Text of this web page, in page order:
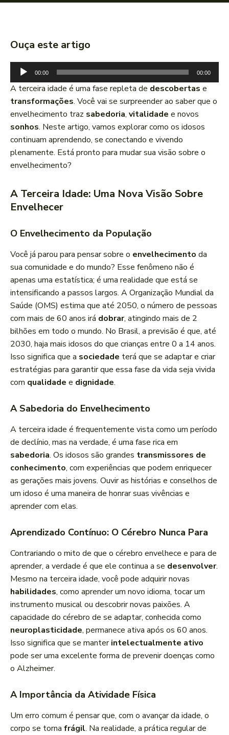
Ouça este artigo
o
c
a
d
o
r
d
e
u
d
o
00:00 00:00
A terceira idade é uma fase repleta de descobertas e
transformações. Você vai se surpreender ao saber que o
envelhecimento traz sabedoria, vitalidade e novos
sonhos. Neste artigo, vamos explorar como os idosos
continuam aprendendo, se conectando e vivendo
plenamente. Está pronto para mudar sua visão sobre o
envelhecimento?
A Terceira Idade: Uma Nova Visão Sobre
Envelhecer
O Envelhecimento da População
Você já parou para pensar sobre o envelhecimento da
sua comunidade e do mundo? Esse fenômeno não é
apenas uma estatística; é uma realidade que está se
intensificando a passos largos. A Organização Mundial da
Saúde (OMS) estima que até 2050, o número de pessoas
com mais de 60 anos irá dobrar, atingindo mais de 2
bilhões em todo o mundo. No Brasil, a previsão é que, até
2030, haja mais idosos do que crianças entre 0 a 14 anos.
Isso significa que a sociedade terá que se adaptar e criar
estratégias para garantir que essa fase da vida seja vivida
com qualidade e dignidade.
A Sabedoria do Envelhecimento
A terceira idade é frequentemente vista como um período
de declínio, mas na verdade, é uma fase rica em
sabedoria. Os idosos são grandes transmissores de
conhecimento, com experiências que podem enriquecer
as gerações mais jovens. Ouvir as histórias e conselhos de
um idoso é uma maneira de honrar suas vivências e
aprender com elas.
Aprendizado Contínuo: O Cérebro Nunca Para
Contrariando o mito de que o cérebro envelhece e para de
aprender, a verdade é que ele continua a se desenvolver.
Mesmo na terceira idade, você pode adquirir novas
habilidades, como aprender um novo idioma, tocar um
instrumento musical ou descobrir novas paixões. A
capacidade do cérebro de se adaptar, conhecida como
neuroplasticidade, permanece ativa após os 60 anos.
Isso significa que se manterintelectualmente ativo
pode ser uma excelente forma de prevenir doenças como
o Alzheimer.
A Importância da Atividade Física
Um erro comum é pensar que, com o avançar da idade, o
corpo se torna frágil. Na realidade, a prática regular de